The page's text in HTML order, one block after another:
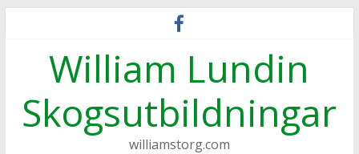
innehållWilliam Lundin
Skogsutbildningar
williamstorg.com